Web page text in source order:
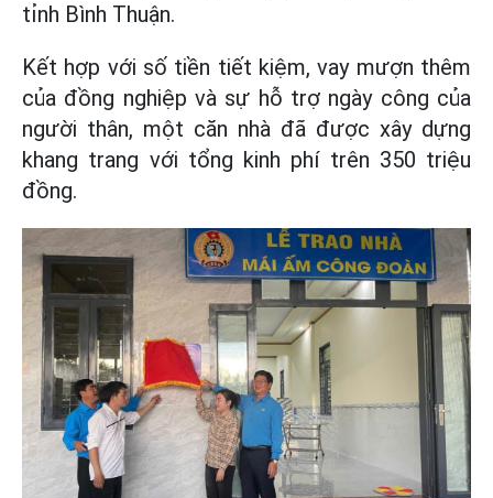
tỉnh Bình Thuận.
Kết hợp với số tiền tiết kiệm, vay mượn thêm
của đồng nghiệp và sự hỗ trợ ngày công của
người thân, một căn nhà đã được xây dựng
khang trang với tổng kinh phí trên 350 triệu
đồng.